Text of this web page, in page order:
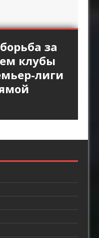
высокой
защитой
атаки
за
клубы
лиги
опаснее